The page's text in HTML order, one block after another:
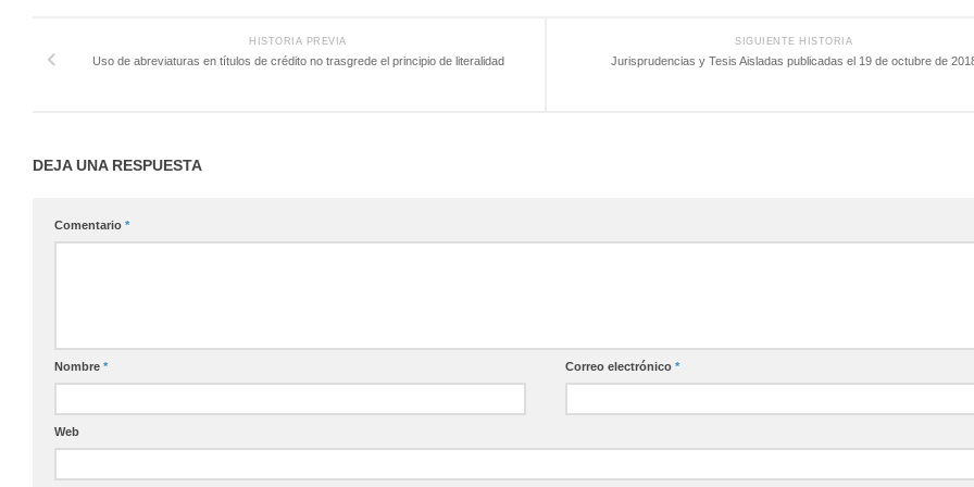
SIGUIENTE HISTORIA
Jurisprudencias y Tesis Aisladas publicadas el 19 de octubre de
HISTORIA PREVIA
Uso de abreviaturas en títulos de crédito no trasgrede el principio de literalidad
DEJA UNA RESPUESTA
Comentario *
Nombre * Correo electrónico*
Web